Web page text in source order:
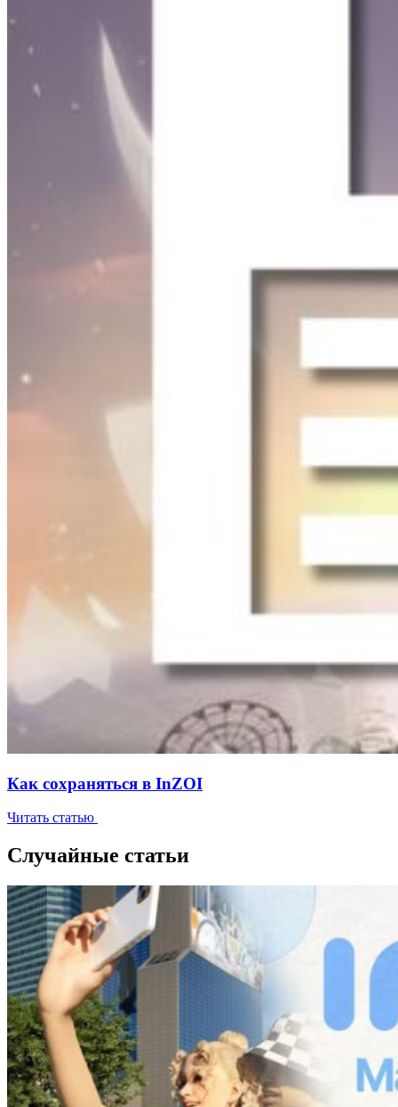
Как сохраняться в InZOI
Читать статью
Случайные статьи